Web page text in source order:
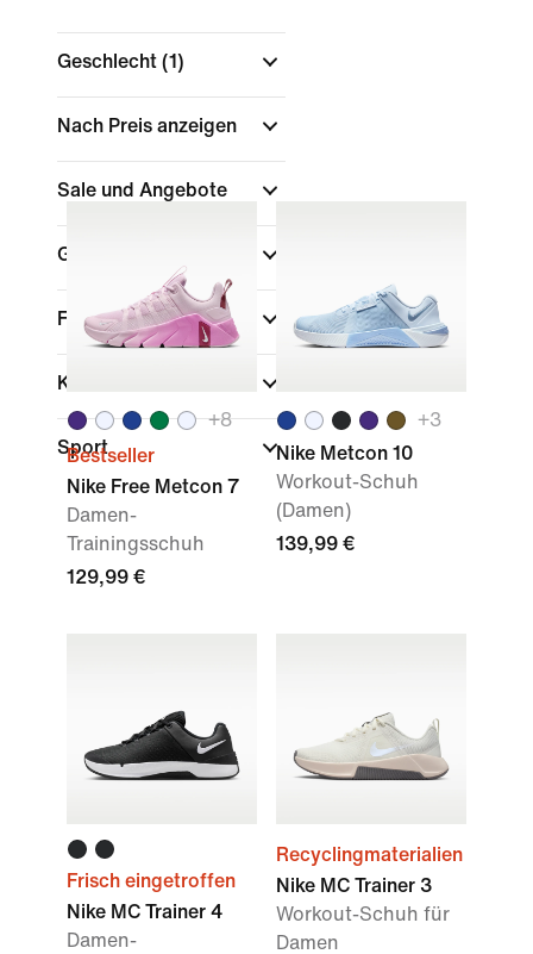
Geschlecht (1)
Nach Preis anzeigen
Sale und Angebote
Größe
Farbe
Kollektionen
Sport
+8
Bestseller
Nike Free Metcon 7
Damen-
Trainingsschuh
129,99 €
+3
Nike Metcon 10
Workout-Schuh
(Damen)
139,99 €
Frisch eingetroffen
Nike MC Trainer 4
Damen-
Recyclingmaterialien
Nike MC Trainer 3
Workout-Schuh für
Damen